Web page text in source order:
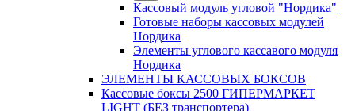
Кассовый модуль угловой "Нордика"
Готовые наборы кассовых модулей
Нордика
Элементы углового кассавого модуля
Нордика
ЭЛЕМЕНТЫ КАССОВЫХ БОКСОВ
Кассовые боксы 2500 ГИПЕРМАРКЕТ
LIGHT (БЕЗ транспортера)